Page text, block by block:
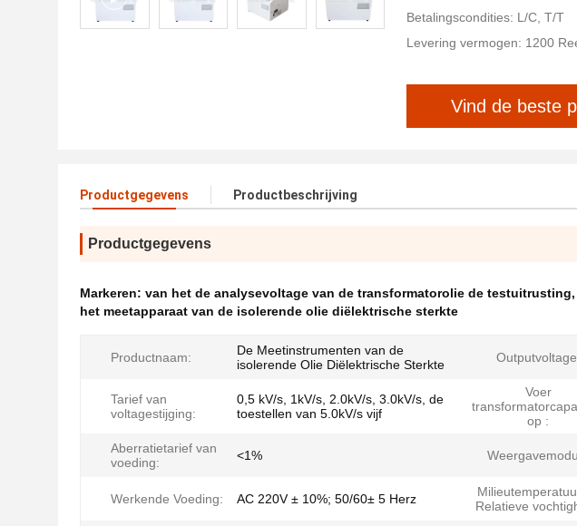
Betalingscondities: L/C, T/T
Levering vermogen: 1200
Vind de beste
Productgegevens Productbeschrijving
Productgegevens
Markeren: van het de analysevoltage van de transformatorolie de testuitrusting,
het meetapparaat van de isolerende olie diëlektrische sterkte
Productnaam:
De Meetinstrumenten van de
isolerende Olie Diëlektrische Sterkte
Tarief van
voltagestijging:
0,5 kV/s, 1kV/s, 2.0kV/s, 3.0kV/s, de
toestellen van 5.0kV/s vijf
Voer
op :
Aberratietarief van
voeding:
<1%
Werkende Voeding: AC 220V ± 10%; 50/60± 5 Herz
Relatieve